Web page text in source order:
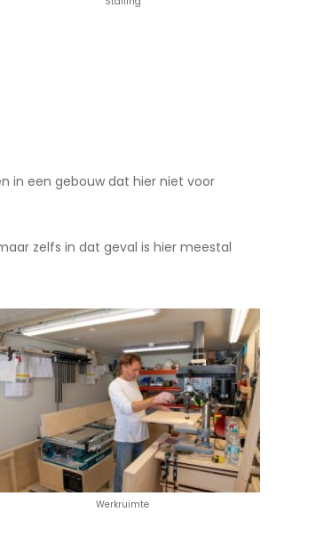
in een gebouw dat hier niet voor
zelfs in dat geval is hier meestal
Werkruimte